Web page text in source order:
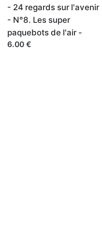
- 24 regards sur l'avenir
- N°8. Les super
paquebots de l'air -
6.00 €